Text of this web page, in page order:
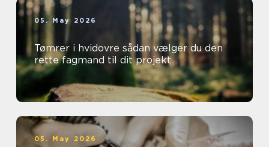
05. May 2026
Tømrer i hvidovre sådan vælger du den
rette fagmand til dit projekt
05. May 2026